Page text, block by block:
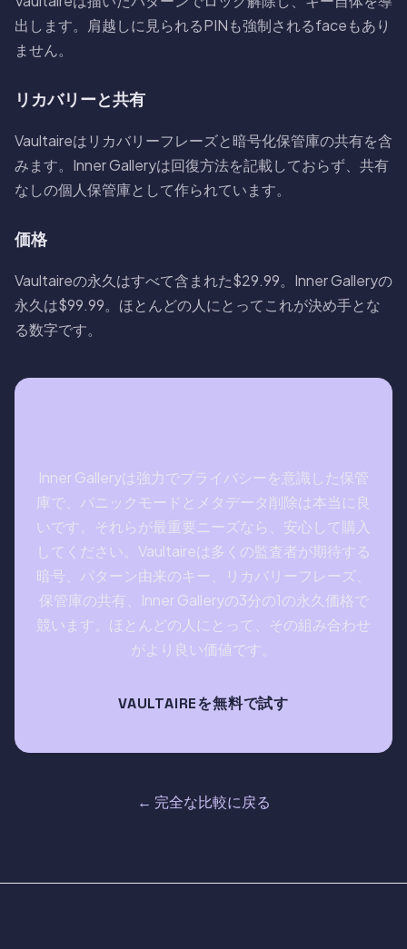
出します。肩越しに見られるPINも強制されるfaceもあり
ません。
リカバリーと共有
Vaultaireはリカバリーフレーズと暗号化保管庫の共有を含
みます。Inner Galleryは回復方法を記載しておらず、共有
なしの個人保管庫として作られています。
価格
Vaultaireの永久はすべて含まれた$29.99。Inner Galleryの
永久は$99.99。ほとんどの人にとってこれが決め手とな
る数字です。
Inner Galleryは強力でプライバシーを意識した保管
庫で、パニックモードとメタデータ削除は本当に良
いです。それらが最重要ニーズなら、安心して購入
してください。Vaultaireは多くの監査者が期待する
暗号、パターン由来のキー、リカバリーフレーズ、
保管庫の共有、Inner Galleryの3分の1の永久価格で
競います。ほとんどの人にとって、その組み合わせ
がより良い価値です。
VAULTAIREを無料で試す
← 完全な比較に戻る